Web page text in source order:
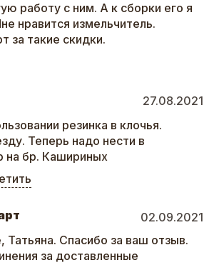
работу с ним. А к сборки его я
нравится измельчитель.
за такие скидки.
27.08.2021
резинка в клочья.
Теперь надо нести в
на бр. Кашириных
02.09.2021
Татьяна. Спасибо за ваш отзыв.
за доставленные